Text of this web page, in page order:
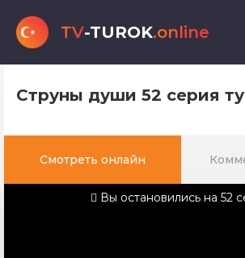
TV-TUROK.online
Струны души 52 серия
Смотреть онлайн
Вы остановились на 52